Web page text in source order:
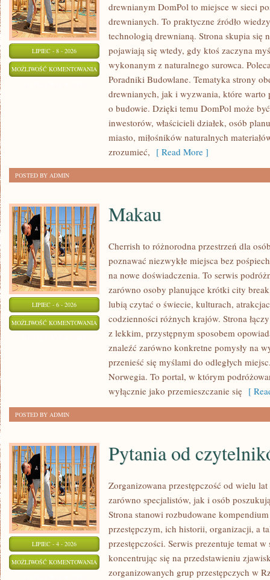
LIPIEC - 8 - 2026
MOŻLIWOŚĆ KOMENTOWANIA TECHNOLOGIE
KONSTRUKCJE
drewnianym DomPol to miejsce w sieci
drewnianych. To praktyczne źródło
technologią drewnianą. Strona skupia się
pojawiają się wtedy, gdy ktoś zaczyna
wykonanym z naturalnego surowca.
Poradniki Budowlane. Tematyka strony
drewnianych, jak i wyzwania, które warto
o budowie. Dzięki temu DomPol może
inwestorów, właścicieli działek, osób
miasto, miłośników naturalnych
zrozumieć, [ Read More ]
POSTED BY ADMIN
LIPIEC - 6 - 2026
MOŻLIWOŚĆ KOMENTOWANIA MAKAU
Makau
Cherrish to różnorodna przestrzeń dla
poznawać niezwykłe miejsca bez
na nowe doświadczenia. To serwis
zarówno osoby planujące krótki city
lubią czytać o świecie, kulturach,
codzienności różnych krajów. Strona
z lekkim, przystępnym sposobem
znaleźć zarówno konkretne pomysły na
przenieść się myślami do odległych
Norwegia. To portal, w którym
wyłącznie jako przemieszczanie się [
POSTED BY ADMIN
LIPIEC - 4 - 2026
MOŻLIWOŚĆ KOMENTOWANIA PYTANIA
Pytania od
Zorganizowana przestępczość od wielu
zarówno specjalistów, jak i osób
Strona stanowi rozbudowane
przestępczym, ich historii, organizacji, a
przestępczości. Serwis prezentuje temat
koncentrując się na przedstawieniu
zorganizowanych grup przestępczych w